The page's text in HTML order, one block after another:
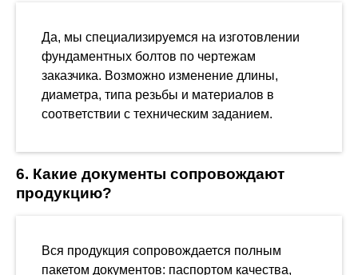
Да, мы специализируемся на изготовлении
фундаментных болтов по чертежам
заказчика. Возможно изменение длины,
диаметра, типа резьбы и материалов в
соответствии с техническим заданием.
6. Какие документы сопровождают
продукцию?
Вся продукция сопровождается полным
пакетом документов: паспортом качества,